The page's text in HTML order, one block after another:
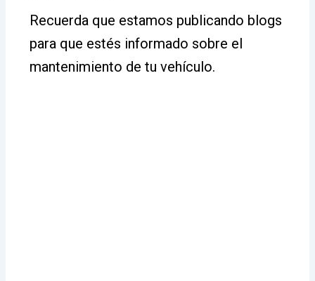
Recuerda que estamos publicando blogs
para que estés informado sobre el
mantenimiento de tu vehículo.